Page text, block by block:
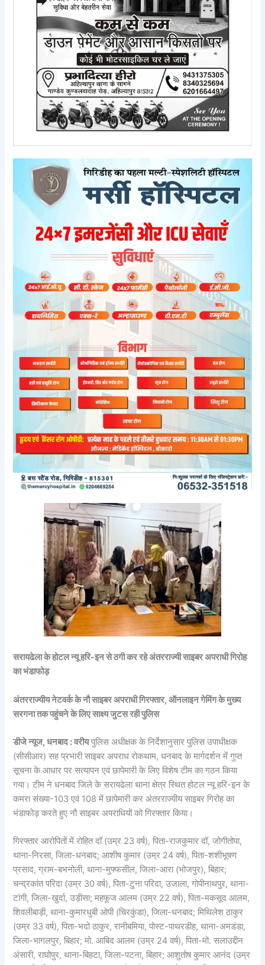
सरायढेला के होटल न्यू हरि-इन से ठगी कर रहे अंतरराज्यी साइबर अपराधी गिरोह
का भंडाफोड़
अंतरराज्यीय नेटवर्क के नौ साइबर अपराधी गिरफ्तार, ऑनलाइन गेमिंग के मुख्य
सरगना तक पहुंचने के लिए साक्ष्य जुटस रही पुलिस
डीजे न्यूज, धनबाद : वरीयपुलिस अधीक्षक के निर्देशानुसार पुलिस उपाधीक्षक
(सीसीआर) सह प्रभारी साइबर अपराध रोकथाम, धनबाद के मार्गदर्शन में गुप्त
सूचना के आधार पर सत्यापन एवं छापेमारी के लिए विशेष टीम का गठन किया
गया। टीम ने धनबाद जिले के सरायढेला थाना क्षेत्र स्थित होटल न्यू हरि-इन के
कमरा संख्या-103 एवं 108 में छापेमारी कर अंतरराज्यीय साइबर गिरोह का
भंडाफोड़ करते हुए नौ साइबर अपराधियों को गिरफ्तार किया।
गिरफ्तार आरोपितों में रोहित दॉ (उम्र 23 वर्ष), पिता-राजकुमार दॉ, जोगीतोपा,
थाना-निरसा, जिला-धनबाद; आशीष कुमार (उम्र 24 वर्ष), पिता-शशीभूषण
प्रसाद, ग्राम-बभनोली, थाना-मुफ्फसील, जिला-आरा (भोजपुर), बिहार;
चन्द्रकांत परिदा (उम्र 30 वर्ष), पिता-टुना परिदा, उजाला, गोपीनाथपुर, थाना-
टांगी, जिला-खुर्दा, उड़ीसा; महफूज आलम (उम्र 22 वर्ष), पिता-मकसूद आलम,
शिवलीबाड़ी, थाना-कुमारधुबी ओपी (चिरकुंडा), जिला-धनबाद; मिथिलेश ठाकुर
(उम्र 33 वर्ष), पिता-भदो ठाकुर, रानीबमिया, पोस्ट-पाथरडीह, थाना-अमडंडा,
जिला-भागलपुर, बिहार; मो. आबिद आलम (उम्र 24 वर्ष), पिता-मो. सलाउद्दीन
अंसारी, राघोपुर, थाना-बिहटा, जिला-पटना, बिहार; आशुतोष कुमार आनंद (उम्र